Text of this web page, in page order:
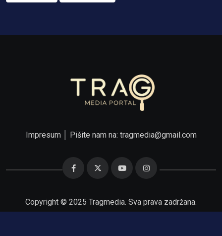
Impresum│ Pišite nam na: tragmedia@gmail.com
Copyright © 2025 Tragmedia. Sva prava zadržana.